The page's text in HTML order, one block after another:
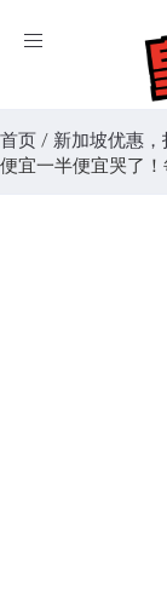
Toggle
首页 / 新加坡优惠，
便宜一半便宜哭了